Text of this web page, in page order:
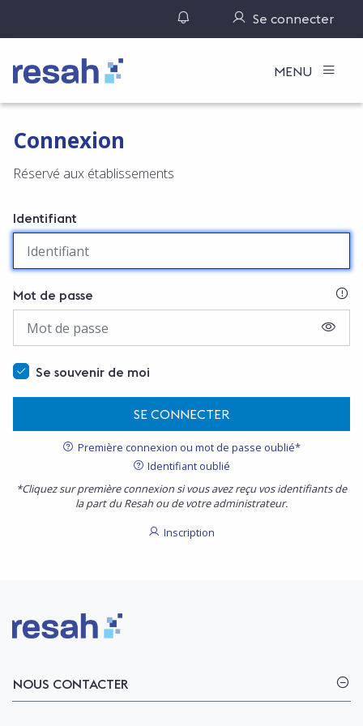
Gérer ses notifications
Se connecter
Logo Resah MENU
Connexion
Réservé aux établissements
Identifiant
Mot de passe
Se souvenir de moi
SE CONNECTER
Première connexion ou mot de passe oublié*
Identifiant oublié
*Cliquez sur première connexion si vous avez reçu vos identifiants de
la part du Resah ou de votre administrateur.
Inscription
Logo Resah
NOUS CONTACTER